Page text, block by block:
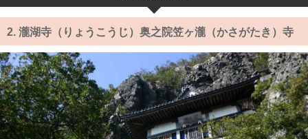
2. 瀧湖寺（りょうこうじ）奥之院笠ヶ瀧（かさがたき）寺